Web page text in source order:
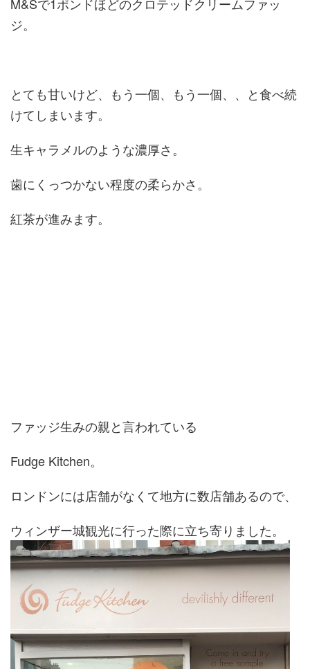
M&Sで1ポンドほどのクロテッドクリームファッ
ジ。
とても甘いけど、もう一個、もう一個、、と食べ続
けてしまいます。
生キャラメルのような濃厚さ。
歯にくっつかない程度の柔らかさ。
紅茶が進みます。
ファッジ生みの親と言われている
Fudge Kitchen。
ロンドンには店舗がなくて地方に数店舗あるので、
ウィンザー城観光に行った際に立ち寄りました。